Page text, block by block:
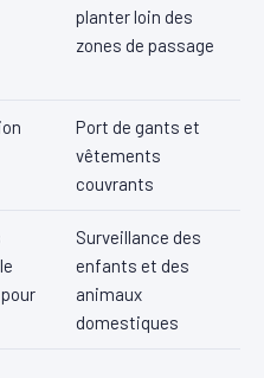
planter loin des
zones de passage
Port de gants et
vêtements
couvrants
Surveillance des
enfants et des
animaux
domestiques